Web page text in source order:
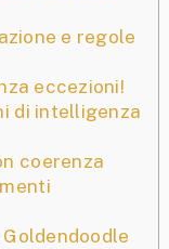
e regole
eccezioni!
di intelligenza
coerenza